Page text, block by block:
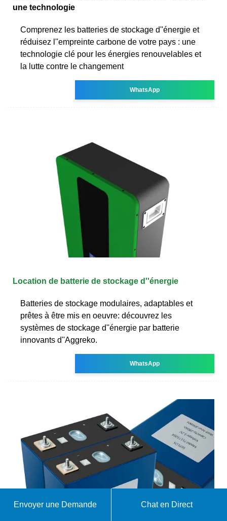
une technologie
Comprenez les batteries de stockage d''énergie et
réduisez l''empreinte carbone de votre pays : une
technologie clé pour les énergies renouvelables et
la lutte contre le changement
WhatsApp
Location de batterie de stockage d''énergie
Batteries de stockage modulaires, adaptables et
prêtes à être mis en oeuvre: découvrez les
systèmes de stockage d''énergie par batterie
innovants d''Aggreko.
WhatsApp
Envoyer une Demande Chat en Direct